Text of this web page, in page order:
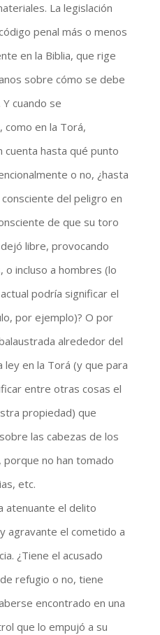
La legislación
penal más o menos
en la Biblia, que rige
sobre cómo se debe
cuando se
como en la Torá,
hasta qué punto
o no, ¿hasta
del peligro en
de que su toro
libre, provocando
o incluso a hombres (lo
podría significar el
por ejemplo)? O por
alrededor del
en la Torá (y que para
entre otras cosas el
propiedad) que
las cabezas de los
no han tomado
etc.
atenuante el delito
agravante el cometido a
¿Tiene el acusado
refugio o no, tiene
encontrado en una
que lo empujó a su